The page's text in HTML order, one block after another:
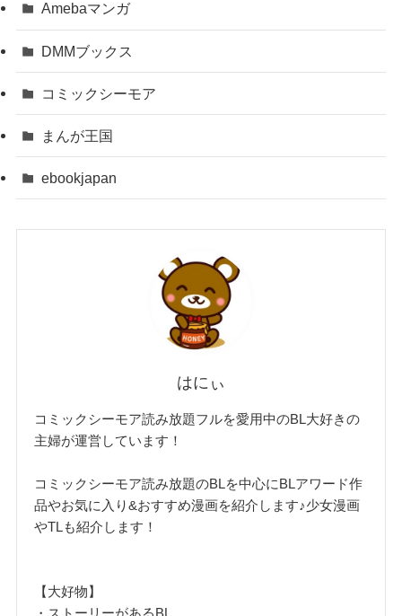
Amebaマンガ
DMMブックス
コミックシーモア
まんが王国
ebookjapan
はにぃ
コミックシーモア読み放題フルを愛用中のBL大好きの
主婦が運営しています！
コミックシーモア読み放題のBLを中心にBLアワード作
品やお気に入り&おすすめ漫画を紹介します♪少女漫画
やTLも紹介します！
【大好物】
・ストーリーがあるBL